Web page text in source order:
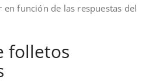
función de las respuestas del
folletos